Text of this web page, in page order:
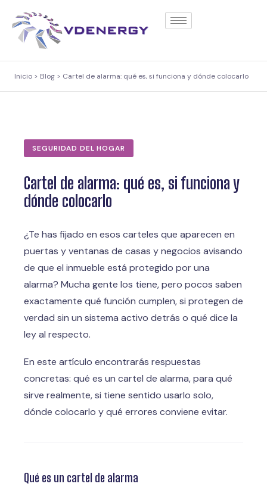
Inicio > Blog > Cartel de alarma: qué es, si funciona y dónde colocarlo
SEGURIDAD DEL HOGAR
Cartel de alarma: qué es, si funciona y
dónde colocarlo
¿Te has fijado en esos carteles que aparecen en
puertas y ventanas de casas y negocios avisando
de que el inmueble está protegido por una
alarma? Mucha gente los tiene, pero pocos saben
exactamente qué función cumplen, si protegen de
verdad sin un sistema activo detrás o qué dice la
ley al respecto.
En este artículo encontrarás respuestas
concretas: qué es un cartel de alarma, para qué
sirve realmente, si tiene sentido usarlo solo,
dónde colocarlo y qué errores conviene evitar.
Qué es un cartel de alarma